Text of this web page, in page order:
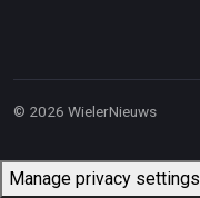
© 2026 WielerNieuws
Manage privacy settings